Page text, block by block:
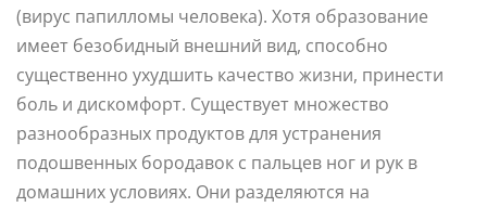
(вирус папилломы человека). Хотя образование
имеет безобидный внешний вид, способно
существенно ухудшить качество жизни, принести
боль и дискомфорт. Существует множество
разнообразных продуктов для устранения
подошвенных бородавок с пальцев ног и рук в
домашних условиях. Они разделяются на